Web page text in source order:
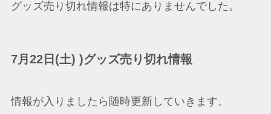
グッズ売り切れ情報は特にありませんでした。
7月22日(土) )グッズ売り切れ情報
情報が入りましたら随時更新していきます。